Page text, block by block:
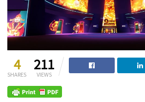
4
SHARES
211
VIEWS